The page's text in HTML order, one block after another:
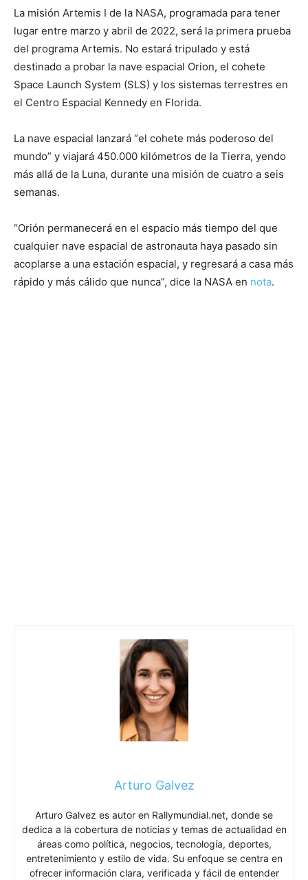
La misión Artemis I de la NASA, programada para tener
lugar entre marzo y abril de 2022, será la primera prueba
del programa Artemis. No estará tripulado y está
destinado a probar la nave espacial Orion, el cohete
Space Launch System (SLS) y los sistemas terrestres en
el Centro Espacial Kennedy en Florida.
La nave espacial lanzará “el cohete más poderoso del
mundo” y viajará 450.000 kilómetros de la Tierra, yendo
más allá de la Luna, durante una misión de cuatro a seis
semanas.
“Orión permanecerá en el espacio más tiempo del que
cualquier nave espacial de astronauta haya pasado sin
acoplarse a una estación espacial, y regresará a casa más
rápido y más cálido que nunca”, dice la NASA en nota.
Arturo Galvez
Arturo Galvez es autor en Rallymundial.net, donde se
dedica a la cobertura de noticias y temas de actualidad en
áreas como política, negocios, tecnología, deportes,
entretenimiento y estilo de vida. Su enfoque se centra en
ofrecer información clara, verificada y fácil de entender